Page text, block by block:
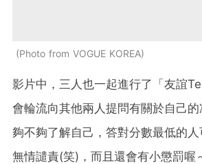
Photo from VOGUE KOREA
影片中，三人也一起進行了「友誼
會輪流向其他兩人提問有關於自己
夠不夠了解自己，答對分數最低的人
無情譴責(笑)，而且還會有小懲罰喔